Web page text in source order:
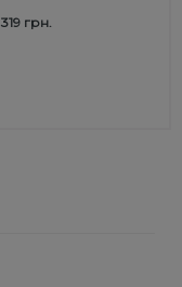
319 грн.